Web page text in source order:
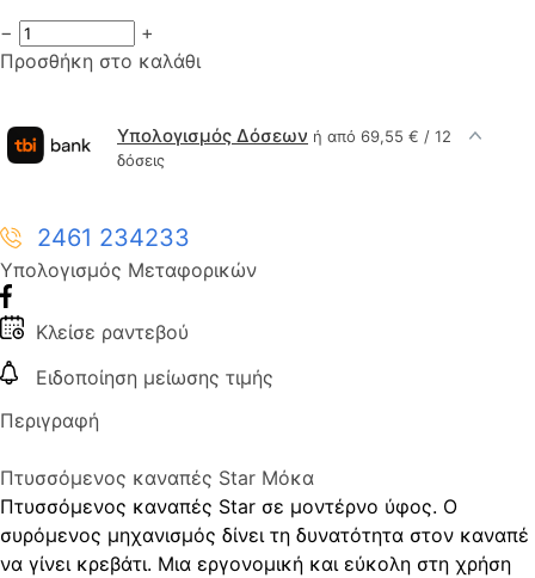
−
+
Προσθήκη στο καλάθι
Υπολογισμός Δόσεων ή από 69,55 € / 12
δόσεις
2461 234233
Υπολογισμός Μεταφορικών
Κλείσε ραντεβού
Ειδοποίηση μείωσης τιμής
Περιγραφή
Πτυσσόμενος καναπές Star Μόκα
Πτυσσόμενος καναπές Star σε μοντέρνο ύφος. Ο
συρόμενος μηχανισμός δίνει τη δυνατότητα στον καναπέ
να γίνει κρεβάτι. Μια εργονομική και εύκολη στη χρήση